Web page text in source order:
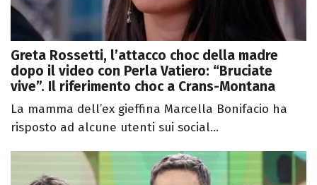
Greta Rossetti, l’attacco choc della madre
dopo il video con Perla Vatiero: “Bruciate
vive”. Il riferimento choc a Crans-Montana
La mamma dell’ex gieffina Marcella Bonifacio ha
risposto ad alcune utenti sui social...